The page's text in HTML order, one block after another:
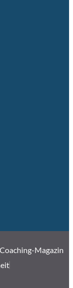
Magazin